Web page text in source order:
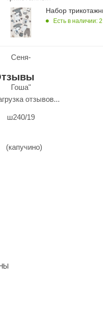
Набор
Есть в наличии: 2
отзывов...